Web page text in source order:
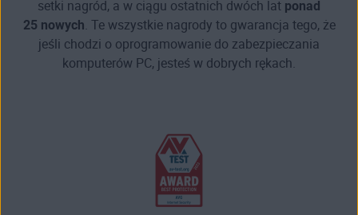
setki nagród, a w ciągu ostatnich dwóch lat ponad
25 nowych. Te wszystkie nagrody to gwarancja tego, że
jeśli chodzi o oprogramowanie do zabezpieczania
komputerów PC, jesteś w dobrych rękach.